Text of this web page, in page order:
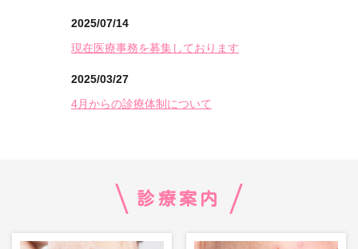
2025/07/14
現在医療事務を募集しております
2025/03/27
4月からの診療体制について
診療案内